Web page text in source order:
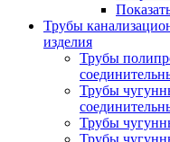
Трубы
изделия
Трубы
Трубы
Трубы
Трубы